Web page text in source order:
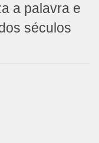
a palavra e
séculos